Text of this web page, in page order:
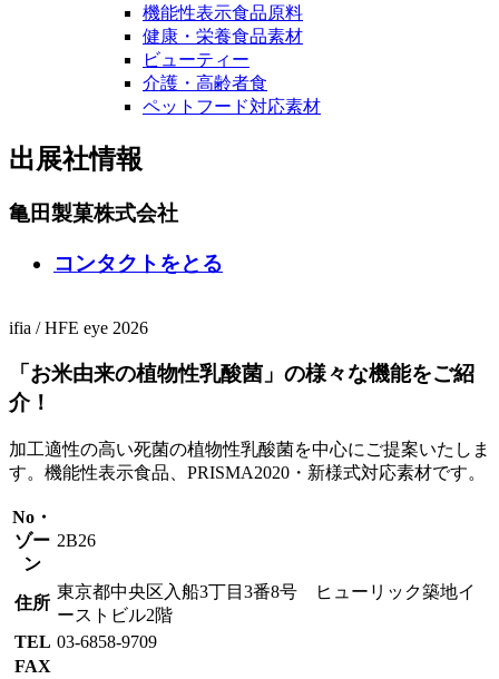
機能性表示食品原料
健康・栄養食品素材
ビューティー
介護・高齢者食
ペットフード対応素材
出展社情報
亀田製菓株式会社
コンタクトをとる
ifia / HFE eye 2026
「お米由来の植物性乳酸菌」の様々な機能をご紹
介！
加工適性の高い死菌の植物性乳酸菌を中心にご提案いたしま
す。機能性表示食品、PRISMA2020・新様式対応素材です。
No・
ゾー
ン
2B26
住所
東京都中央区入船3丁目3番8号 ヒューリック築地イ
ーストビル2階
TEL 03-6858-9709
FAX